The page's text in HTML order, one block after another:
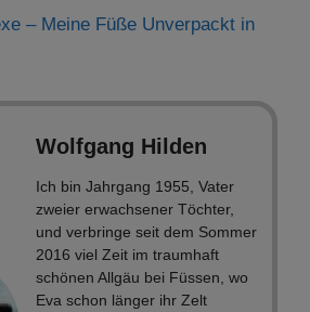
– Meine Füße Unverpackt in
Wolfgang Hilden
Ich bin Jahrgang 1955, Vater
zweier erwachsener Töchter,
und verbringe seit dem Sommer
2016 viel Zeit im traumhaft
schönen Allgäu bei Füssen, wo
Eva schon länger ihr Zelt